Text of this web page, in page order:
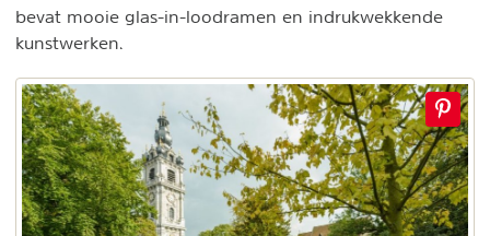
bevat mooie glas-in-loodramen en indrukwekkende
kunstwerken.